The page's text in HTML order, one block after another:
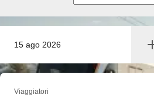
15 ago 2026
Viaggiatori